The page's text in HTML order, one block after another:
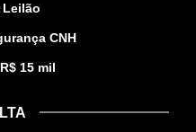
Leilão
CNH
15 mil